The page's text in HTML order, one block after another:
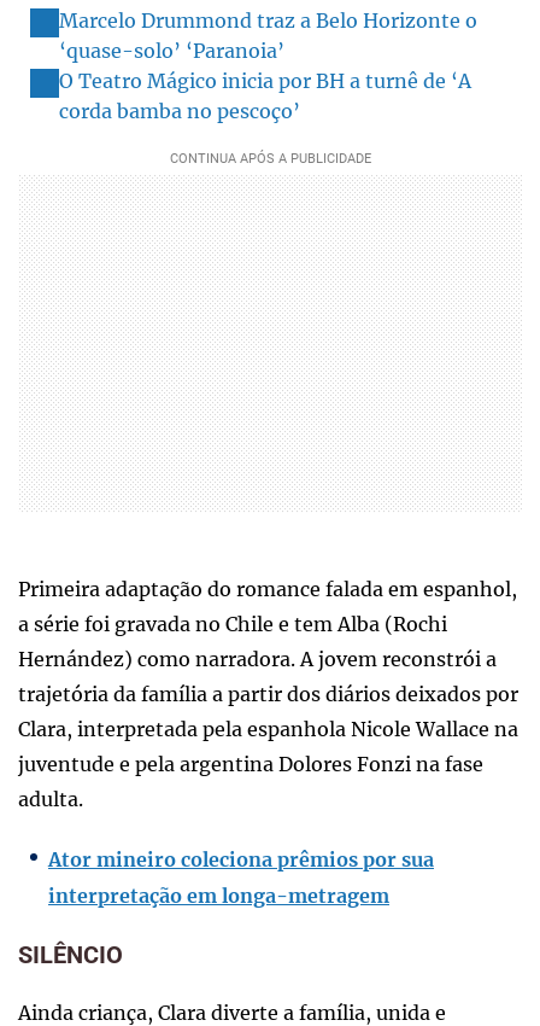
Marcelo Drummond traz a Belo Horizonte o
‘quase-solo’ ‘Paranoia’
O Teatro Mágico inicia por BH a turnê de ‘A
corda bamba no pescoço’
Primeira adaptação do romance falada em espanhol,
a série foi gravada no Chile e tem Alba (Rochi
Hernández) como narradora. A jovem reconstrói a
trajetória da família a partir dos diários deixados por
Clara, interpretada pela espanhola Nicole Wallace na
juventude e pela argentina Dolores Fonzi na fase
adulta.
Ator mineiro coleciona prêmios por sua
interpretação em longa-metragem
SILÊNCIO
Ainda criança, Clara diverte a família, unida e